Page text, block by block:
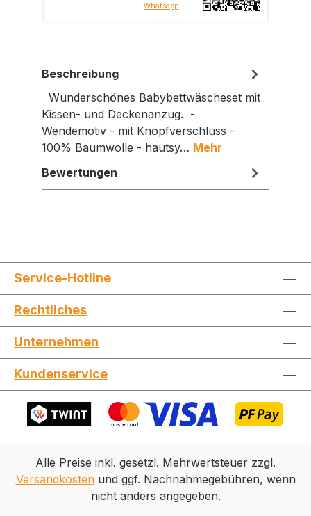
Jetzt die Website deinen Freunden zeigen
Whatsapp
Beschreibung
Wunderschönes Babybettwäscheset mit
Kissen- und Deckenanzug. -
Wendemotiv - mit Knopfverschluss -
100% Baumwolle - hautsy… Mehr
Bewertungen
Service-Hotline
Rechtliches
Unternehmen
Kundenservice
Alle Preise inkl. gesetzl. Mehrwertsteuer zzgl.
Versandkostenund ggf. Nachnahmegebühren, wenn
nicht anders angegeben.